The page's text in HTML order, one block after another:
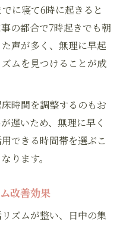
に寝て6時に起きると
の都合で7時起きでも朝
声が多く、無理に早起
ムを見つけることが成
時間を調整するのもお
遅いため、無理に早く
できる時間帯を選ぶこ
ります。
改善効果
ズムが整い、日中の集